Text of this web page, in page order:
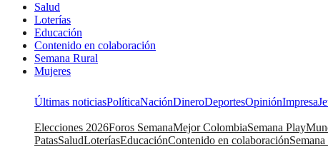
Salud
Loterías
Educación
Contenido en colaboración
Semana Rural
Mujeres
Últimas noticiasPolíticaNaciónDineroDeportesOpiniónImpresa
Elecciones 2026Foros SemanaMejor ColombiaSemana Play
PatasSaludLoteríasEducaciónContenido en colaboración